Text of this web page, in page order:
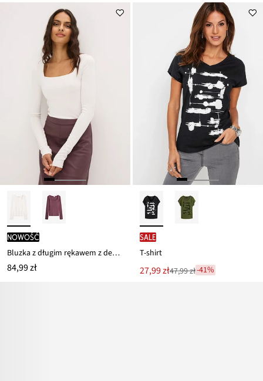
nowość
Bluzka z długim rękawem z dekoltem karo
84,99 zł
SALE
T-shirt
Nowa
cena
27,99 zł
Przeceniono
47,99 zł-41%